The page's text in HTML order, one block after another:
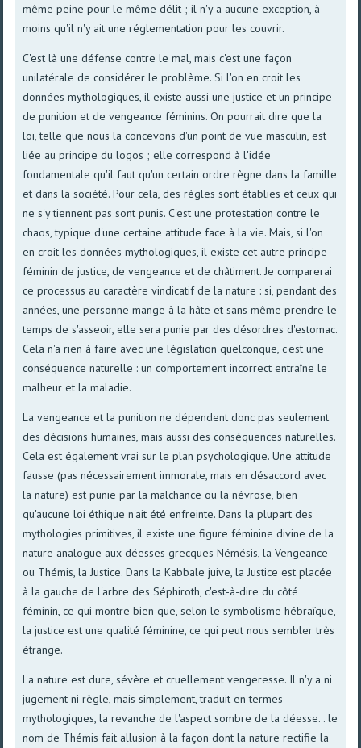
même peine pour le même délit ; il n'y a aucune exception, à
moins qu'il n'y ait une réglementation pour les couvrir.
C'est là une défense contre le mal, mais c'est une façon
unilatérale de considérer le problème. Si l'on en croit les
données mythologiques, il existe aussi une justice et un principe
de punition et de vengeance féminins. On pourrait dire que la
loi, telle que nous la concevons d'un point de vue masculin, est
liée au principe du logos ; elle correspond à l'idée
fondamentale qu'il faut qu'un certain ordre règne dans la famille
et dans la société. Pour cela, des règles sont établies et ceux qui
ne s'y tiennent pas sont punis. C'est une protestation contre le
chaos, typique d'une certaine attitude face à la vie. Mais, si l'on
en croit les données mythologiques, il existe cet autre principe
féminin de justice, de vengeance et de châtiment. Je comparerai
ce processus au caractère vindicatif de la nature : si, pendant des
années, une personne mange à la hâte et sans même prendre le
temps de s'asseoir, elle sera punie par des désordres d'estomac.
Cela n'a rien à faire avec une législation quelconque, c'est une
conséquence naturelle : un comportement incorrect entraîne le
malheur et la maladie.
La vengeance et la punition ne dépendent donc pas seulement
des décisions humaines, mais aussi des conséquences naturelles.
Cela est également vrai sur le plan psychologique. Une attitude
fausse (pas nécessairement immorale, mais en désaccord avec
la nature) est punie par la malchance ou la névrose, bien
qu'aucune loi éthique n'ait été enfreinte. Dans la plupart des
mythologies primitives, il existe une figure féminine divine de la
nature analogue aux déesses grecques Némésis, la Vengeance
ou Thémis, la Justice. Dans la Kabbale juive, la Justice est placée
à la gauche de l'arbre des Séphiroth, c'est-à-dire du côté
féminin, ce qui montre bien que, selon le symbolisme hébraïque,
la justice est une qualité féminine, ce qui peut nous sembler très
étrange.
La nature est dure, sévère et cruellement vengeresse. Il n'y a ni
jugement ni règle, mais simplement, traduit en termes
mythologiques, la revanche de l'aspect sombre de la déesse. . le
nom de Thémis fait allusion à la façon dont la nature rectifie la